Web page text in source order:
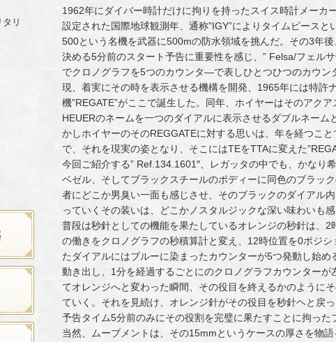
1962年にダイバー時計だけに拘りを持ったスイス時計メーカ
設定された国際地球観測年、通称”IGY”によりタイムピース
500という名機を武器に500mの防水領域を挑んだ。その3年
決める5分前のスタート予告に重要性を感じ、” Felsa/フェル
でクロノグラフを5つのカウンタ―で表しひとつひつのカウ
現、着実にその時を表示させる機構を開発、1965年には特許
機”REGATE”がここで誕生した。同年、ホイヤーはそのアク
HEUERのネームを一つのダイアルに表示させるダブルネー
かしホイヤーのそのREGGATEに対する思いは、年を経つこ
で、それを現実の姿となり、そこにはTEをTTAに変えた
今回ご紹介する” Ref.134.1601″、レガッタの中でも、かなり
ベゼル、そしてブラックスチールのボディーに同色のブラッ
者にどこか男臭い一面も感じさせ、そのブラックのダイアル
っていくその装いは、どこかノスタルジックな深い味わいも感
普段は秒針としての機能を果たしているオレンジの秒針は、
の働きをクロノグラフの秒積算計と変え、12時位置を0ポジ
たダイアルにはブルーに染まったカウンターが5つ発動し始
動き出し、1分を経過するごとにのクロノグラフカウンター
てオレンジへと変わった瞬間、その役目を終えるかのように
ていく。それを見続け、オレンジ針がその役目を秒針ヘと戻
予告タイム5分前のみにその役割を完璧に果たすことに拘った
当然、ムーブメントは、その15mmというケースの厚さを物
リ